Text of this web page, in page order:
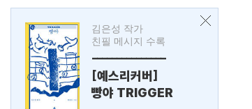
김은성 작가
친필 메시지 수록
---------------
[예스리커버]
빵야 TRIGGER